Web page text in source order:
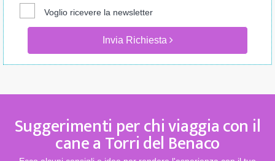
Voglio ricevere la newsletter
Invia Richiesta
Suggerimenti per chi viaggia con il
cane a Torri del Benaco